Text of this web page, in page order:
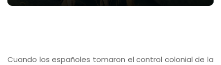
Oro
Cuando los españoles tomaron el control colonial de la